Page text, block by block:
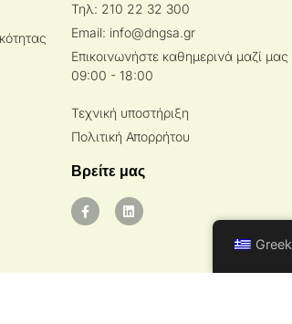
Τηλ: 210 22 32 300
Email: info@dngsa.gr
Επικοινωνήστε καθημερινά μαζί μας
09:00 - 18:00
Τεχνική υποστήριξη
Πολιτική Απορρήτου
Βρείτε μας
Greek